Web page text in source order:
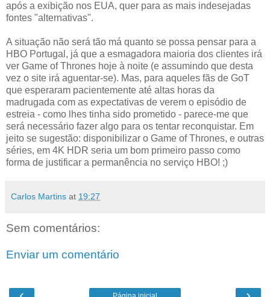
após a exibição nos EUA, quer para as mais indesejadas
fontes "alternativas".
A situação não será tão má quanto se possa pensar para a
HBO Portugal, já que a esmagadora maioria dos clientes irá
ver Game of Thrones hoje à noite (e assumindo que desta
vez o site irá aguentar-se). Mas, para aqueles fãs de GoT
que esperaram pacientemente até altas horas da
madrugada com as expectativas de verem o episódio de
estreia - como lhes tinha sido prometido - parece-me que
será necessário fazer algo para os tentar reconquistar. Em
jeito se sugestão: disponibilizar o Game of Thrones, e outras
séries, em 4K HDR seria um bom primeiro passo como
forma de justificar a permanência no serviço HBO! ;)
Carlos Martins at 19:27
Sem comentários:
Enviar um comentário